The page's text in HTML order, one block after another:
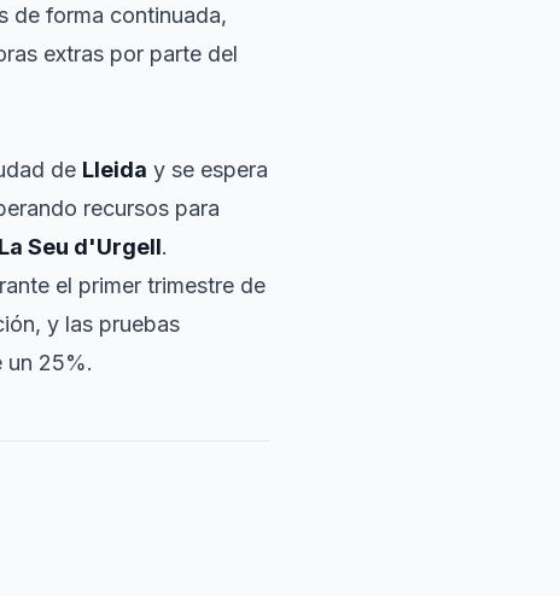
de forma continuada,
extras por parte del
de Lleida y se espera
recursos para
La Seu d'Urgell.
el primer trimestre de
y las pruebas
un 25%.